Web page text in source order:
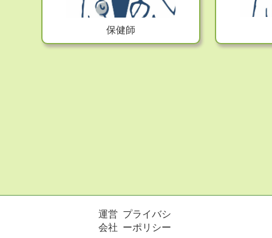
保健師
運営
会社
プライバシ
ーポリシー